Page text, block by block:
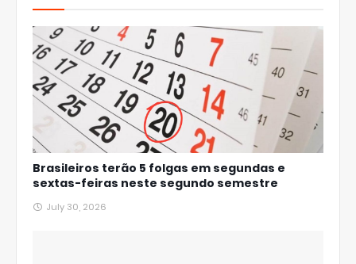
Brasileiros terão 5 folgas em segundas e
sextas-feiras neste segundo semestre
July 30, 2026